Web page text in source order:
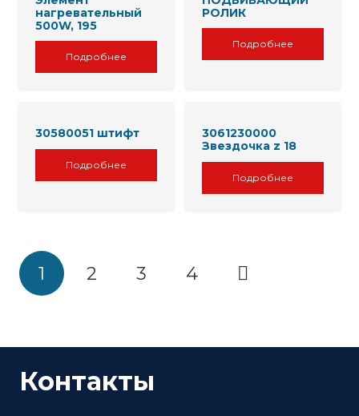
нагревательный
500W, 195
Подробнее
РОЛИК
Подробнее
30580051 штифт
Подробнее
3061230000
Звездочка z 18
Подробнее
1 2 3 4
Контакты